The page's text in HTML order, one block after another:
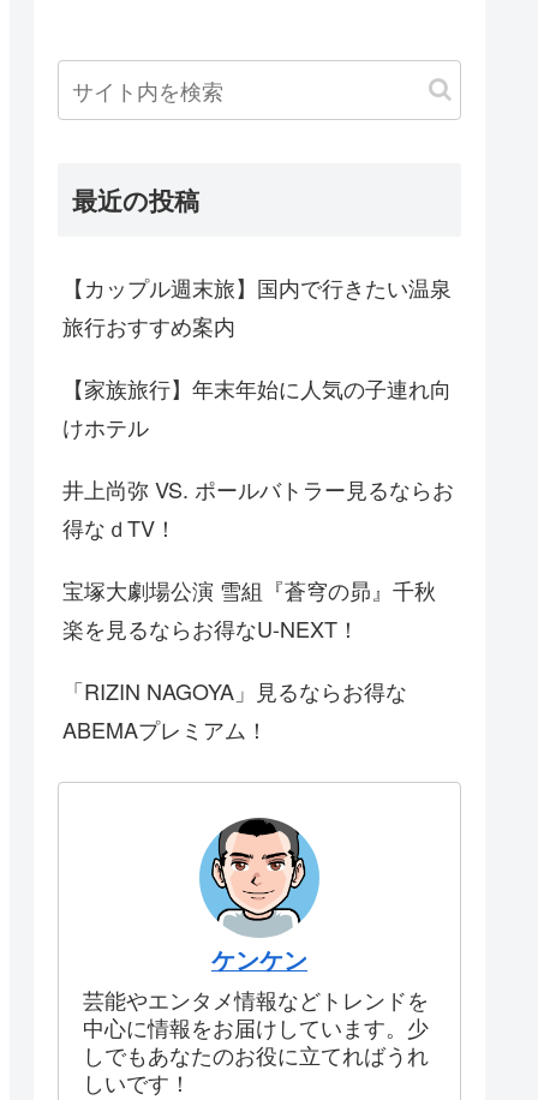
最近の投稿
【カップル週末旅】国内で行きたい温泉
旅行おすすめ案内
【家族旅行】年末年始に人気の子連れ向
けホテル
井上尚弥 VS. ポールバトラー見るならお
得なｄTV！
宝塚大劇場公演 雪組『蒼穹の昴』千秋
楽を見るならお得なU-NEXT！
「RIZIN NAGOYA」見るならお得な
ABEMAプレミアム！
ケンケン
芸能やエンタメ情報などトレンドを
中心に情報をお届けしています。少
しでもあなたのお役に立てればうれ
しいです！